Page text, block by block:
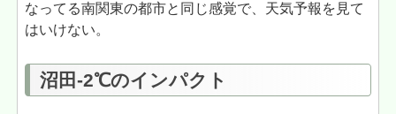
なってる南関東の都市と同じ感覚で、天気予報を見て
はいけない。
沼田-2℃のインパクト